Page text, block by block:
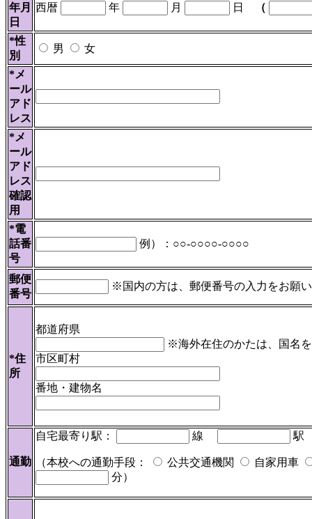
年月
日
西暦 年 月 日 （
*性
別
男 女
*メ
ール
アド
レス
*メ
ール
アド
レス
確認
用
*電
話番
号
例）：○○-○○○○-○○○○
郵便
番号
※国内の方は、郵便番号の入力をお願
*住
所
都道府県
※海外在住のかたは、国名
市区町村
番地・建物名
通勤
自宅最寄り駅： 線 駅
（本校への通勤手段： 公共交通機関
自家用車
分）